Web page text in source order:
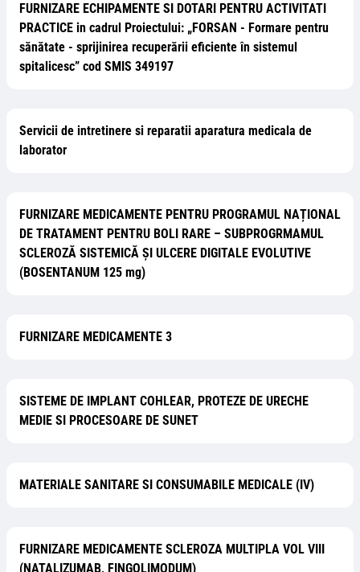
FURNIZARE ECHIPAMENTE SI DOTARI PENTRU ACTIVITATI
PRACTICE in cadrul Proiectului: „FORSAN - Formare pentru
sănătate - sprijinirea recuperării eficiente în sistemul
spitalicesc” cod SMIS 349197
Servicii de intretinere si reparatii aparatura medicala de
laborator
FURNIZARE MEDICAMENTE PENTRU PROGRAMUL NAȚIONAL
DE TRATAMENT PENTRU BOLI RARE – SUBPROGRMAMUL
SCLEROZĂ SISTEMICĂ ȘI ULCERE DIGITALE EVOLUTIVE
(BOSENTANUM 125 mg)
FURNIZARE MEDICAMENTE 3
SISTEME DE IMPLANT COHLEAR, PROTEZE DE URECHE
MEDIE SI PROCESOARE DE SUNET
MATERIALE SANITARE SI CONSUMABILE MEDICALE (IV)
FURNIZARE MEDICAMENTE SCLEROZA MULTIPLA VOL VIII
(NATALIZUMAB, FINGOLIMODUM)